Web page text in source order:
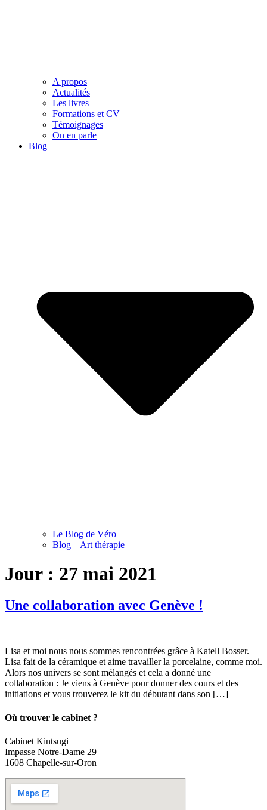
A propos
Actualités
Les livres
Formations et CV
Témoignages
On en parle
Blog
Le Blog de Véro
Blog – Art thérapie
Jour : 27 mai 2021
Une collaboration avec Genève !
Lisa et moi nous nous sommes rencontrées grâce à Katell Bosser.
Lisa fait de la céramique et aime travailler la porcelaine, comme moi.
Alors nos univers se sont mélangés et cela a donné une
collaboration : Je viens à Genève pour donner des cours et des
initiations et vous trouverez le kit du débutant dans son […]
Où trouver le cabinet ?
Cabinet Kintsugi
Impasse Notre-Dame 29
1608 Chapelle-sur-Oron